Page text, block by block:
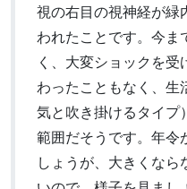
視の右目の視神経が緑
われたことです。今ま
く、大変ショックを
わったこともなく、生
気と吹き掛けるタイプ
範囲だそうです。年令
しょうが、大きくな